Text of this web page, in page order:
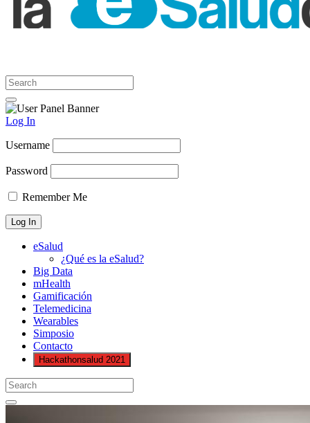
Log In
Username
Password
Remember Me
eSalud
¿Qué es la eSalud?
Big Data
mHealth
Gamificación
Telemedicina
Wearables
Simposio
Contacto
Hackathonsalud 2021